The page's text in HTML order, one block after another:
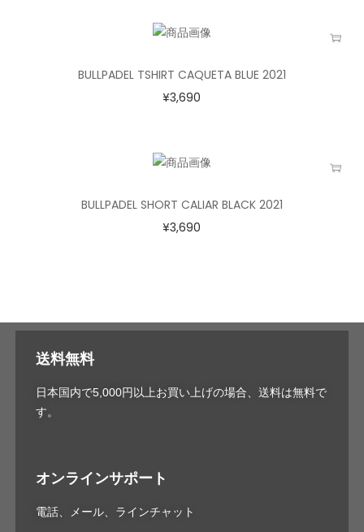
BULLPADEL TSHIRT CAQUETA BLUE 2021
¥3,690
BULLPADEL SHORT CALIAR BLACK 2021
¥3,690
送料無料
日本国内で5,000円以上お買い上げの場合、送料は無料で
す。
オンラインサポート
電話、メール、ラインチャット